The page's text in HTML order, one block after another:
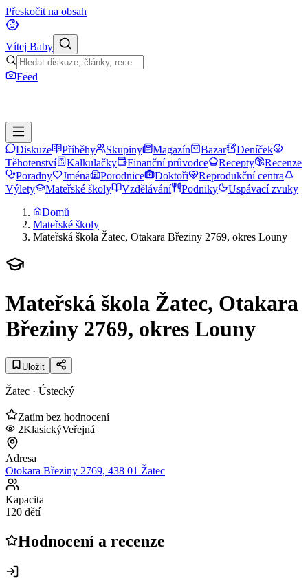
Přeskočit na obsah
Vítej Baby
Feed
Diskuze Příběhy Skupiny Magazín Bazar
Deníček
Těhotenství
Kalkulačky Finanční průvodce Recepty
Recenze
Poradny
Jména Porodnice Doktoři
Reprodukční centra
Výlety
Mateřské školy Vzdělávání Podniky
Uspávací zvuky
Domů
Mateřské školy
Mateřská škola Žatec, Otakara Březiny 2769, okres Louny
Mateřská škola Žatec, Otakara
Březiny 2769, okres Louny
Uložit
Žatec · Ústecký
Zatím bez hodnocení
2KlasickýVeřejná
Adresa
Otokara Březiny 2769, 438 01 Žatec
Kapacita
120 dětí
Hodnocení a recenze